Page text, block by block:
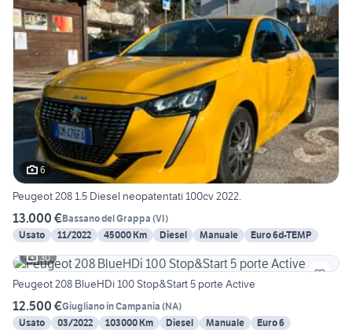
6
Peugeot 208 1.5 Diesel neopatentati 100cv 2022.
13.000 €Bassano del Grappa (VI)
Usato
11/2022 45000 Km Diesel Manuale
Euro 6d-TEMP
30
Peugeot 208 BlueHDi 100 Stop&Start 5 porte Active
12.500 €Giugliano in Campania (NA)
Usato
03/2022 103000 Km Diesel Manuale
Euro 6